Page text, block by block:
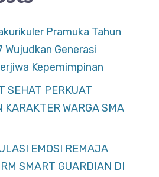
Pramuka Tahun
Generasi
Kepemimpinan
SEHAT PERKUAT
WARGA SMA
EMOSI REMAJA
SMART GUARDIAN DI